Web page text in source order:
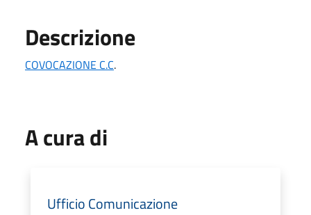
Descrizione
COVOCAZIONE C.C.
A cura di
Ufficio Comunicazione